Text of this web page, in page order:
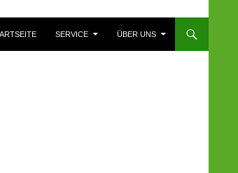
SERVICE ÜBER UNS